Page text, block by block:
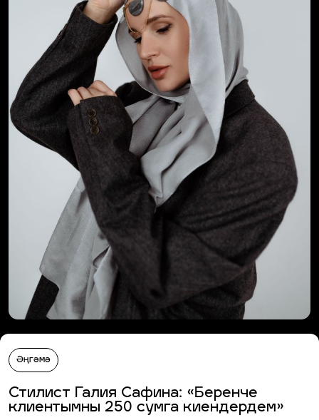
Әңгәмә
Стилист Галия Сафина: «Беренче
клиентымны 250 сумга киендердем»